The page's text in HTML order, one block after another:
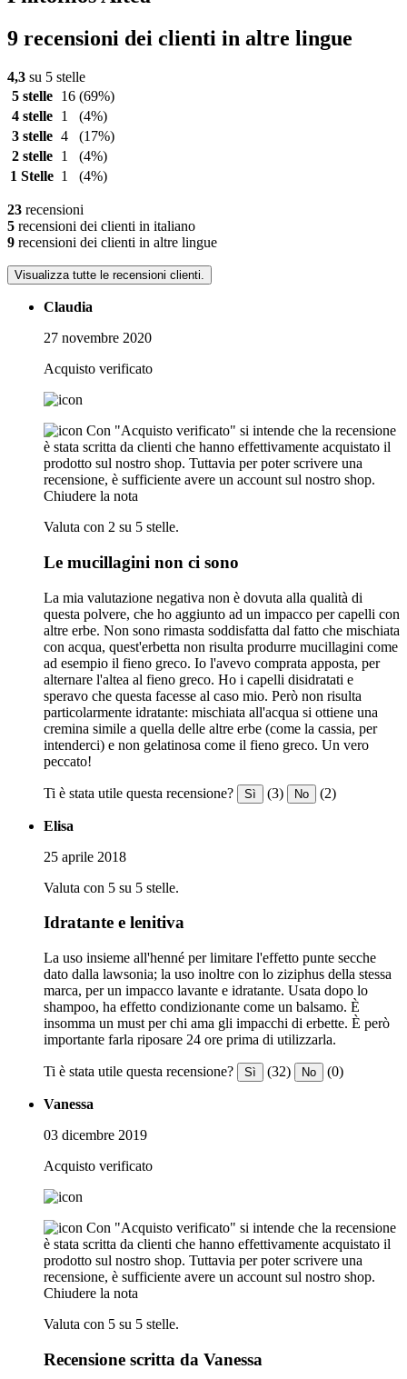
9 recensioni dei clienti in altre lingue
4,3 su 5 stelle
5 stelle
16 (69%)
4 stelle
1
(4%)
3 stelle 4
(17%)
2 stelle
1
(4%)
1 Stelle 1 (4%)
23 recensioni
5 recensioni dei clienti in italiano
9 recensioni dei clienti in altre lingue
Visualizza tutte le recensioni clienti.
Claudia
27 novembre 2020
Acquisto verificato
Con "Acquisto verificato" si intende che la recensione
è stata scritta da clienti che hanno effettivamente acquistato il
prodotto sul nostro shop. Tuttavia per poter scrivere una
recensione, è sufficiente avere un account sul nostro shop.
Chiudere la nota
Valuta con 2 su 5 stelle.
Le mucillagini non ci sono
La mia valutazione negativa non è dovuta alla qualità di
questa polvere, che ho aggiunto ad un impacco per capelli con
altre erbe. Non sono rimasta soddisfatta dal fatto che mischiata
con acqua, quest'erbetta non risulta produrre mucillagini come
ad esempio il fieno greco. Io l'avevo comprata apposta, per
alternare l'altea al fieno greco. Ho i capelli disidratati e
speravo che questa facesse al caso mio. Però non risulta
particolarmente idratante: mischiata all'acqua si ottiene una
cremina simile a quella delle altre erbe (come la cassia, per
intenderci) e non gelatinosa come il fieno greco. Un vero
peccato!
Ti è stata utile questa recensione? Sì (3) No (2)
Elisa
25 aprile 2018
Valuta con 5 su 5 stelle.
Idratante e lenitiva
La uso insieme all'henné per limitare l'effetto punte secche
dato dalla lawsonia; la uso inoltre con lo ziziphus della stessa
marca, per un impacco lavante e idratante. Usata dopo lo
shampoo, ha effetto condizionante come un balsamo. È
insomma un must per chi ama gli impacchi di erbette. È però
importante farla riposare 24 ore prima di utilizzarla.
Ti è stata utile questa recensione? Sì (32) No (0)
Vanessa
03 dicembre 2019
Acquisto verificato
Con "Acquisto verificato" si intende che la recensione
è stata scritta da clienti che hanno effettivamente acquistato il
prodotto sul nostro shop. Tuttavia per poter scrivere una
recensione, è sufficiente avere un account sul nostro shop.
Chiudere la nota
Valuta con 5 su 5 stelle.
Recensione scritta da Vanessa